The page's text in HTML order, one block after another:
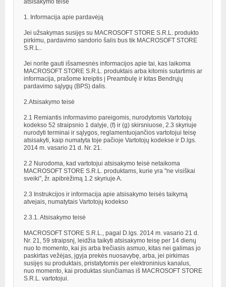
atsisakymo teisė
1. Informacija apie pardavėją
Jei užsakymas susijęs su MACROSOFT STORE S.R.L. produkto
pirkimu, pardavimo sandorio šalis bus tik MACROSOFT STORE
S.R.L..
Jei norite gauti išsamesnės informacijos apie tai, kas laikoma
MACROSOFT STORE S.R.L. produktais arba kitomis sutartimis ar
informacija, prašome kreiptis į Preambulę ir kitas Bendrųjų
pardavimo sąlygų (BPS) dalis.
2.Atsisakymo teisė
2.1 Remiantis informavimo pareigomis, nurodytomis Vartotojų
kodekso 52 straipsnio 1 dalyje, (f) ir (g) skirsniuose, 2.3 skyriuje
nurodyti terminai ir sąlygos, reglamentuojančios vartotojui teisę
atsisakyti, kaip numatyta toje pačioje Vartotojų kodekse ir D.lgs.
2014 m. vasario 21 d. Nr. 21.
2.2 Nurodoma, kad vartotojui atsisakymo teisė netaikoma
MACROSOFT STORE S.R.L. produktams, kurie yra "ne visiškai
sveiki", žr. apibrėžimą 1.2 skyriuje A.
2.3 Instrukcijos ir informacija apie atsisakymo teisės taikymą
atvejais, numatytais Vartotojų kodekso
2.3.1. Atsisakymo teisė
MACROSOFT STORE S.R.L., pagal D.lgs. 2014 m. vasario 21 d.
Nr. 21, 59 straipsnį, leidžia taikyti atsisakymo teisę per 14 dienų
nuo to momento, kai jis arba trečiasis asmuo, kitas nei galimas jo
paskirtas vežėjas, įgyja prekės nuosavybę, arba, jei pirkimas
susijęs su produktais, pristatytomis per elektroninius kanalus,
nuo momento, kai produktas siunčiamas iš MACROSOFT STORE
S.R.L. vartotojui.